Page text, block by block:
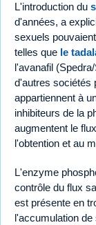
L'introduction du
d'années, a
sexuels
telles que le
l'avanafil
d'autres sociétés
appartiennent à
inhibiteurs de la
augmentent le
l'obtention et au
L'enzyme
contrôle du flux
est présente en
l'accumulation